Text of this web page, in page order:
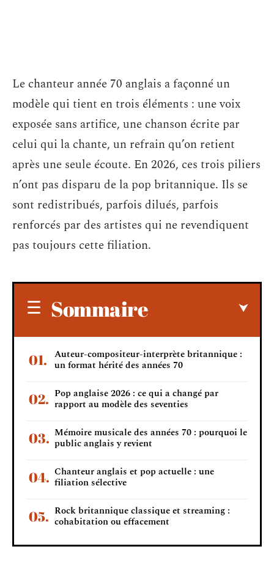
Le chanteur année 70 anglais a façonné un
modèle qui tient en trois éléments : une voix
exposée sans artifice, une chanson écrite par
celui qui la chante, un refrain qu’on retient
après une seule écoute. En 2026, ces trois piliers
n’ont pas disparu de la pop britannique. Ils se
sont redistribués, parfois dilués, parfois
renforcés par des artistes qui ne revendiquent
pas toujours cette filiation.
Sommaire
Auteur-compositeur-interprète britannique :
un format hérité des années 70
Pop anglaise 2026 : ce qui a changé par
rapport au modèle des seventies
Mémoire musicale des années 70 : pourquoi le
public anglais y revient
Chanteur anglais et pop actuelle : une
filiation sélective
Rock britannique classique et streaming :
cohabitation ou effacement